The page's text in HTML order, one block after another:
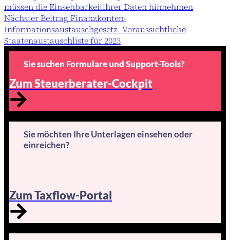
müssen die Einsehbarkeitihrer Daten hinnehmen
NächsterBeitragFinanzkonten-
Informationsaustauschgesetz: Voraussichtliche
Staatenaustauschliste für 2023
Sie suchen Formulare und Support-Tools?
Zum Steuerberater-Cockpit
Sie möchten Ihre Unterlagen einsehen oder
einreichen?
Zum Taxflow-Portal